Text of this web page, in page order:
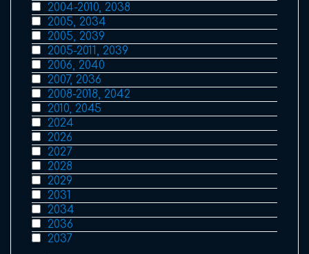
2004-2010, 2038
2005, 2034
2005, 2039
2005-2011, 2039
2006, 2040
2007, 2036
2008-2018, 2042
2010, 2045
2024
2026
2027
2028
2029
2031
2034
2036
2037